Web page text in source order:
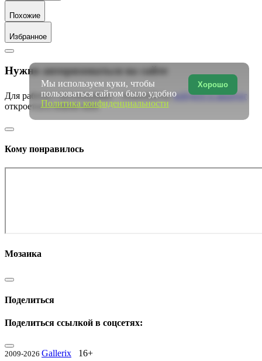
Похожие
Избранное
Нужно авторизоваться на сайте
Для работы с коллекциями – пожалуйста,войдите в аккаунт
откроется в новом окне
Кому понравилось
Мозаика
Поделиться
Поделиться ссылкой в соцсетях:
2009-2026 Gallerix 16+
Хорошо
Мы используем куки, чтобы
пользоваться сайтом было удобно
Политика конфиденциальности